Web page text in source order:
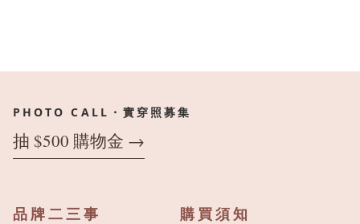
PHOTO CALL・實穿照募集
抽 $500 購物金 →
品牌二三事 購買須知